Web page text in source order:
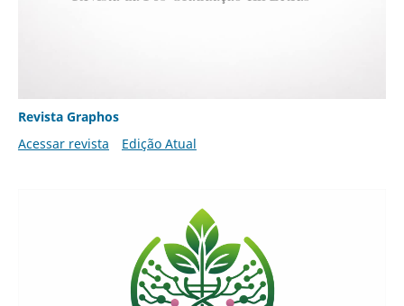
Revista Graphos
Acessar revista
Edição Atual